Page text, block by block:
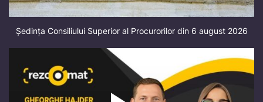
Ședința Consiliului Superior al Procurorilor din 6 august 2026